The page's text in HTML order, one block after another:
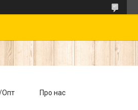
Опт Про нас